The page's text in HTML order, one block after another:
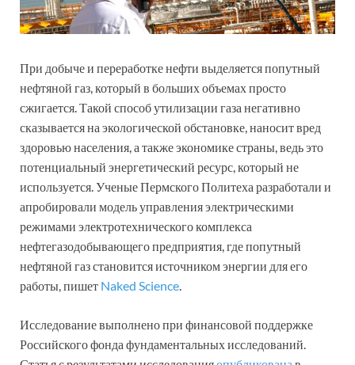
При добыче и переработке нефти выделяется попутный
нефтяной газ, который в больших объемах просто
сжигается. Такой способ утилизации газа негативно
сказывается на экологической обстановке, наносит вред
здоровью населения, а также экономике страны, ведь это
потенциальный энергетический ресурс, который не
используется. Ученые Пермского Политеха разработали и
апробировали модель управления электрическими
режимами электротехнического комплекса
нефтегазодобывающего предприятия, где попутный
нефтяной газ становится источником энергии для его
работы, пишет Naked Science.
Исследование выполнено при финансовой поддержке
Российского фонда фундаментальных исследований.